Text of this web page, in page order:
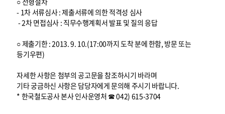
- 1차 서류심사 : 제출서류에 의한 적격성 심사
- 2차 면접심사 : 직무수행계획서 발표 및 질의 응답
○ 제출기한 : 2013. 9. 10.(17:00까지 도착 분에 한함, 방문 또는
등기우편)
자세한 사항은 첨부의 공고문을 참조하시기 바라며
기타 궁금하신 사항은 담당자에게 문의해 주시기 바랍니다.
* 한국철도공사 본사 인사운영처 ☎ 042) 615-3704